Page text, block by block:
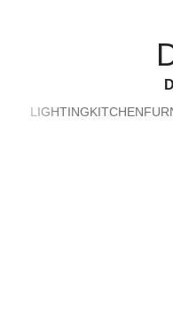
KITCHEN
LIGHTING